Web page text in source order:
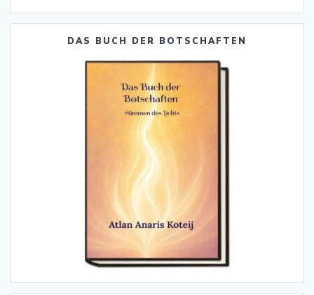
DAS BUCH DER BOTSCHAFTEN